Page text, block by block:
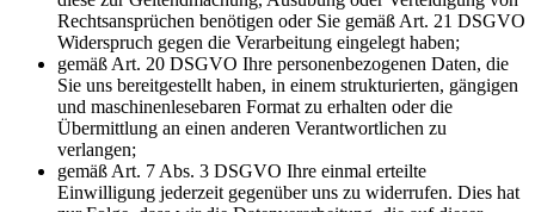
Rechtsansprüchen benötigen oder Sie gemäß Art. 21 DSGVO
Widerspruch gegen die Verarbeitung eingelegt haben;
gemäß Art. 20 DSGVO Ihre personenbezogenen Daten, die
Sie uns bereitgestellt haben, in einem strukturierten, gängigen
und maschinenlesebaren Format zu erhalten oder die
Übermittlung an einen anderen Verantwortlichen zu
verlangen;
gemäß Art. 7 Abs. 3 DSGVO Ihre einmal erteilte
Einwilligung jederzeit gegenüber uns zu widerrufen. Dies hat